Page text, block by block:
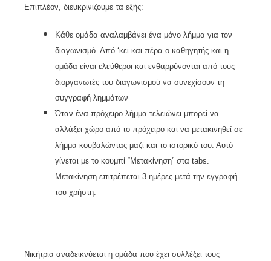
Επιπλέον, διευκρινίζουμε τα εξής:
Κάθε ομάδα αναλαμβάνει ένα μόνο λήμμα για τον
διαγωνισμό. Από ‘κει και πέρα ο καθηγητής και η
ομάδα είναι ελεύθεροι και ενθαρρύνονται από τους
διοργανωτές του διαγωνισμού να συνεχίσουν τη
συγγραφή λημμάτων
Όταν ένα πρόχειρο λήμμα τελειώνει μπορεί να
αλλάξει χώρο από το πρόχειρο και να μετακινηθεί σε
λήμμα κουβαλώντας μαζί και το ιστορικό του. Αυτό
γίνεται με το κουμπί “Μετακίνηση” στα tabs.
Μετακίνηση επιτρέπεται 3 ημέρες μετά την εγγραφή
του χρήστη.
Νικήτρια αναδεικνύεται η ομάδα που έχει συλλέξει τους